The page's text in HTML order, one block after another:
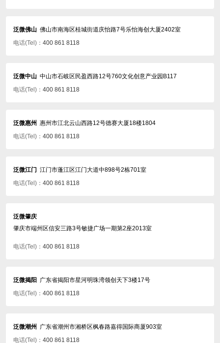
泛微佛山 佛山市南海区桂城街道庆怡路7号乐怡海创大厦2402室
电话(Tel)： 400 861 8118
泛微中山 中山市石岐区民盈西路12号760文化创意产业园B117
电话(Tel)： 400 861 8118
泛微惠州 惠州市江北云山西路12号德赛大厦18楼1804
电话(Tel)： 400 861 8118
泛微江门 江门市蓬江区江门大道中898号2栋701室
电话(Tel)： 400 861 8118
泛微肇庆
肇庆市端州区信安三路3号敏捷广场一期第2座2013室
电话(Tel)： 400 861 8118
泛微揭阳
广东省揭阳市星河明珠湾领创天下3楼17号
电话(Tel)： 400 861 8118
泛微潮州
广东省潮州市湘桥区枫春路嘉得国际商厦903室
电话(Tel)： 400 861 8118